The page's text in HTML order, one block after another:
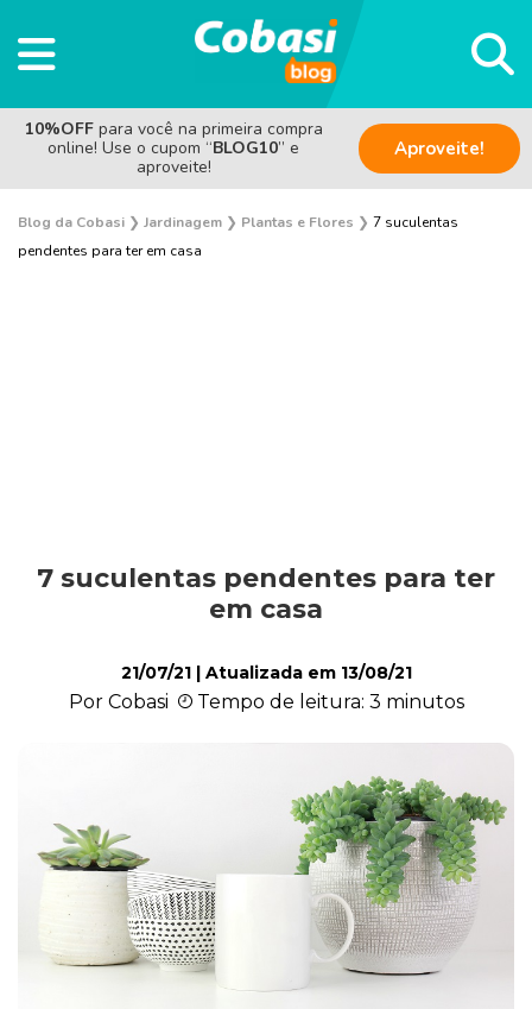
10%OFF para você na primeira compra
online! Use o cupom “BLOG10” e
aproveite!
Aproveite!
Blog da Cobasi ❯ Jardinagem ❯ Plantas e Flores ❯ 7 suculentas
pendentes para ter em casa
Cultivo e Manutenção
Cachorro
Outros Pets
7 suculentas pendentes para ter
em casa
21/07/21| Atualizada em 13/08/21
Por Cobasi Tempo de leitura: 3 minutos